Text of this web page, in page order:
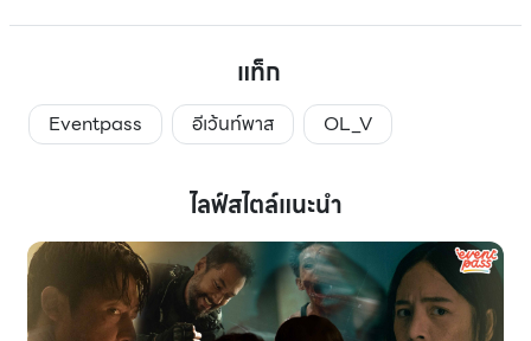
แท็ก
Eventpass อีเว้นท์พาส OL_V
ไลฟ์สไตล์แนะนำ